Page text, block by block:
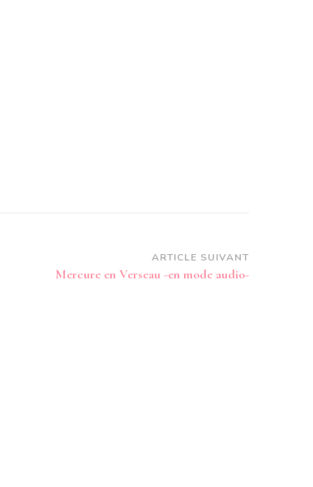
ARTICLE SUIVANT
Mercure en Verseau -en mode audio-